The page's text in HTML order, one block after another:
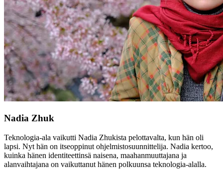
Nadia Zhuk
Teknologia-ala vaikutti Nadia Zhukista pelottavalta, kun hän oli
lapsi. Nyt hän on itseoppinut ohjelmistosuunnittelija. Nadia kertoo,
kuinka hänen identiteettinsä naisena, maahanmuuttajana ja
alanvaihtajana on vaikuttanut hänen polkuunsa teknologia-alalla.